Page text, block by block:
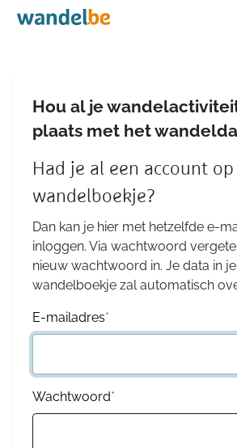
Home
Hou al je
plaats met het
Had je al een account
wandelboekje?
Dan kan je hier met hetzelfde e-
inloggen. Via wachtwoord
nieuw wachtwoord in. Je data in
wandelboekje zal automatisch
E-mailadres*
Wachtwoord*